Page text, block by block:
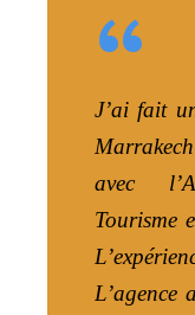
“
J’ai fait
avec
Tourisme
L’agence